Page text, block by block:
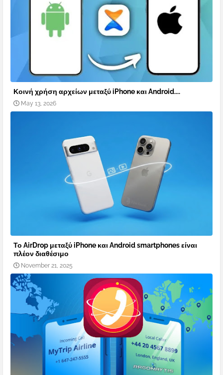
Κοινή χρήση αρχείων μεταξύ iPhone και Android....
May 13, 2026
Το AirDrop μεταξύ iPhone και Android smartphones είναι
πλέον διαθέσιμο
November 21, 2025